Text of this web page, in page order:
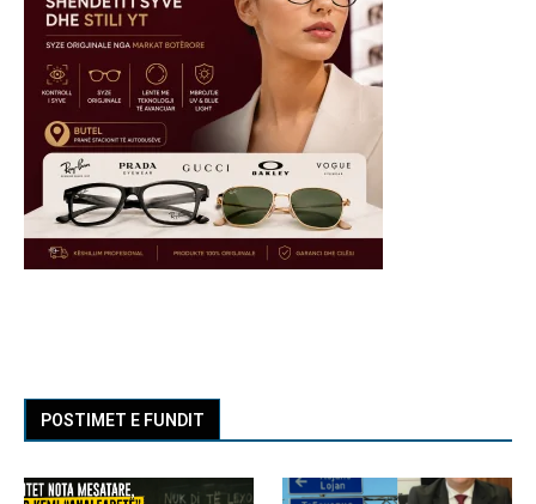
POSTIMET E FUNDIT